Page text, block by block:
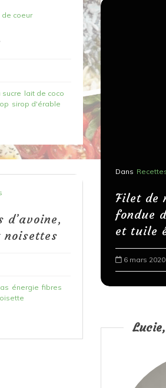
de coeur
lait de coco
sirop d'érable
d’avoine,
noisettes
énergie fibres
partenariats
rôtis
Dans
Filet de
fondue
et tuile
6 mars 2020